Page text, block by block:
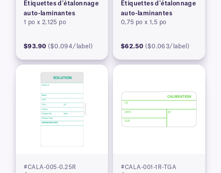
Étiquettes d'étalonnage
auto-laminantes
1 po x 2,125 po
$93.90 ($0.094/label)
Étiquettes d'étalonnage
auto-laminantes
0,75 po x 1,5 po
$62.50 ($0.063/label)
#CALA-005-0.25R #CALA-001-1R-TGA